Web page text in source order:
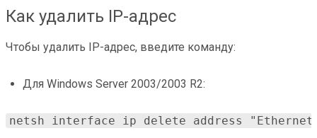
Как удалить IP-адрес
Чтобы удалить IP-адрес, введите команду:
Для Windows Server 2003/2003 R2:
netsh interface ip delete address "Ethernet"